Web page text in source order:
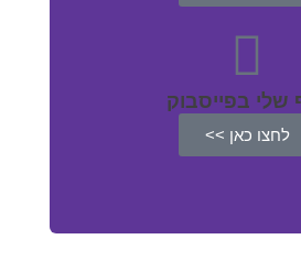
שלי בפייסבוק
לחצו כאן >>